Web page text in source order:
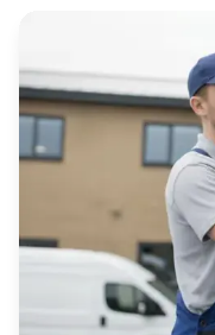
Entretien
Contrat
métalliques :